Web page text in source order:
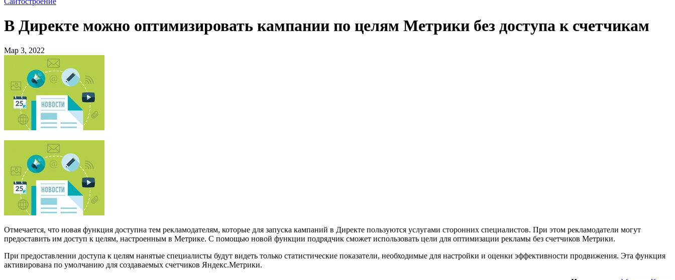
В Директе можно оптимизировать кампании по целям Метрики без доступа к счетчикам
Мар 3, 2022
Отмечается, что новая функция доступна тем рекламодателям, которые для запуска кампаний в Директе пользуются услугами сторонних специалистов. При этом рекламодатели могут
предоставить им доступ к целям, настроенным в Метрике. С помощью новой функции подрядчик сможет использовать цели для оптимизации рекламы без счетчиков Метрики.
При предоставлении доступа к целям нанятые специалисты будут видеть только статистические показатели, необходимые для настройки и оценки эффективности продвижения. Эта функция
активирована по умолчанию для создаваемых счетчиков Яндекс.Метрики.